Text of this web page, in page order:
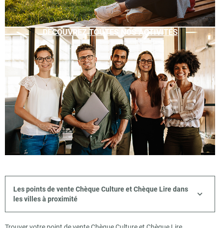
DÉCOUVREZ TOUTES NOS ACTIVITÉS
Les points de vente Chèque Culture et Chèque Lire dans
les villes à proximité